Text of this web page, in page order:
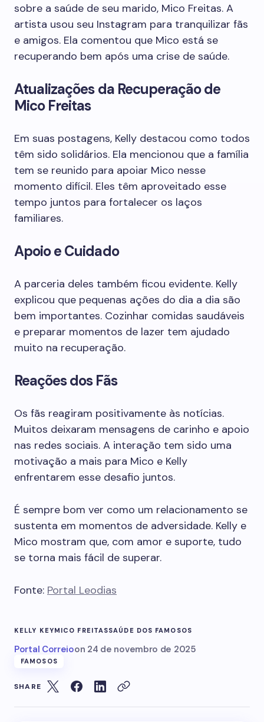
sobre a saúde de seu marido, Mico Freitas. A
artista usou seu Instagram para tranquilizar fãs
e amigos. Ela comentou que Mico está se
recuperando bem após uma crise de saúde.
Atualizações da Recuperação de
Mico Freitas
Em suas postagens, Kelly destacou como todos
têm sido solidários. Ela mencionou que a família
tem se reunido para apoiar Mico nesse
momento difícil. Eles têm aproveitado esse
tempo juntos para fortalecer os laços
familiares.
Apoio e Cuidado
A parceria deles também ficou evidente. Kelly
explicou que pequenas ações do dia a dia são
bem importantes. Cozinhar comidas saudáveis
e preparar momentos de lazer tem ajudado
muito na recuperação.
Reações dos Fãs
Os fãs reagiram positivamente às notícias.
Muitos deixaram mensagens de carinho e apoio
nas redes sociais. A interação tem sido uma
motivação a mais para Mico e Kelly
enfrentarem esse desafio juntos.
É sempre bom ver como um relacionamento se
sustenta em momentos de adversidade. Kelly e
Mico mostram que, com amor e suporte, tudo
se torna mais fácil de superar.
Fonte: Portal Leodias
KELLY KEYMICO FREITASSAÚDE DOS FAMOSOS
Portal Correioon 24 de novembro de 2025
FAMOSOS
SHARE